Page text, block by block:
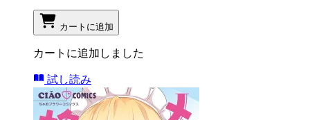
カートに追加
カートに追加しました
試し読み